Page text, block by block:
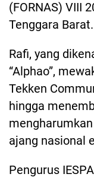
(FORNAS) VIII
Tenggara Barat.
Rafi, yang
“Alphao”,
Tekken
hingga
ajang nasional
Pengurus